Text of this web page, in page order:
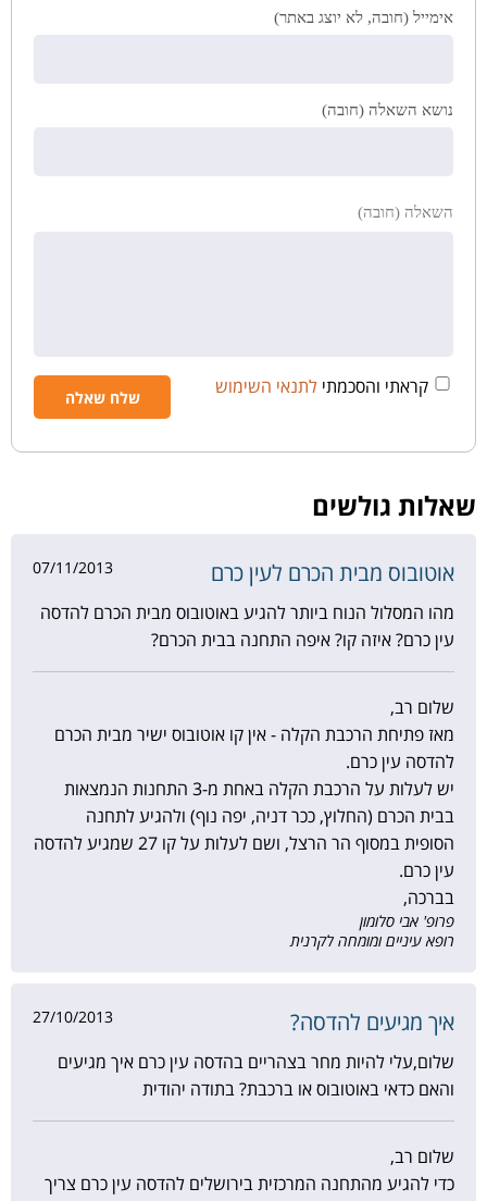
אימייל (חובה, לא יוצג באתר)
נושא השאלה (חובה)
השאלה (חובה)
קראתי והסכמתי לתנאי השימוש
שאלות גולשים
אוטובוס מבית הכרם לעין כרם 07/11/2013
מהו המסלול הנוח ביותר להגיע באוטובוס מבית הכרם להדסה
עין כרם? איזה קו? איפה התחנה בבית הכרם?
שלום רב,
מאז פתיחת הרכבת הקלה - אין קו אוטובוס ישיר מבית הכרם
להדסה עין כרם.
יש לעלות על הרכבת הקלה באחת מ-3 התחנות הנמצאות
בבית הכרם (החלוץ, ככר דניה, יפה נוף) ולהגיע לתחנה
הסופית במסוף הר הרצל, ושם לעלות על קו 27 שמגיע להדסה
עין כרם.
בברכה,
פרופ' אבי סלומון
רופא עיניים ומומחה לקרנית
איך מגיעים להדסה? 27/10/2013
שלום,עלי להיות מחר בצהריים בהדסה עין כרם איך מגיעים
והאם כדאי באוטובוס או ברכבת? בתודה יהודית
שלום רב,
כדי להגיע מהתחנה המרכזית בירושלים להדסה עין כרם צריך